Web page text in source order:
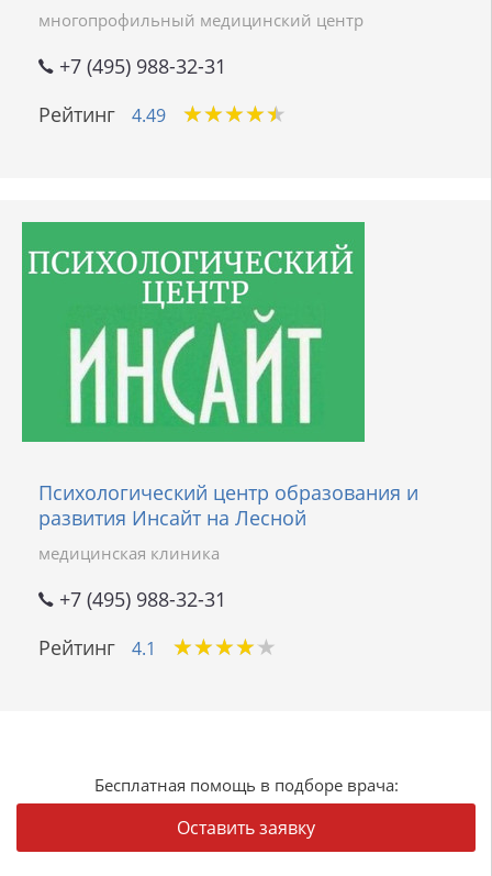
многопрофильный медицинский центр
+7 (495) 988-32-31
Рейтинг
4.49 ★★★★★
★★★★★
Психологический центр образования и
развития Инсайт на Лесной
медицинская клиника
+7 (495) 988-32-31
Рейтинг
4.1 ★★★★★
★★★★★
Бесплатная помощь в подборе врача:
Оставить заявку